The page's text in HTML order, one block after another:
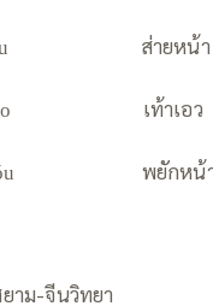
ส่ายหน้า
เท้าเอว
พยักหน้
ยาม-จีนวิทยา